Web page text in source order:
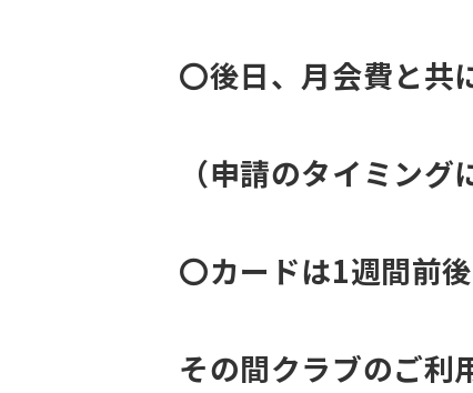
〇後日、月会費と共
（申請のタイミン
〇カードは1週間前
その間クラブのご利